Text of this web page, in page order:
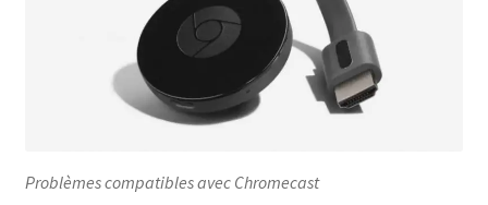
Problèmes compatibles avec Chromecast